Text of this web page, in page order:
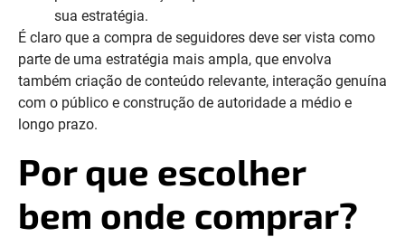
sua estratégia.
É claro que a compra de seguidores deve ser vista como
parte de uma estratégia mais ampla, que envolva
também criação de conteúdo relevante, interação genuína
com o público e construção de autoridade a médio e
longo prazo.
Por que escolher
bem onde comprar?